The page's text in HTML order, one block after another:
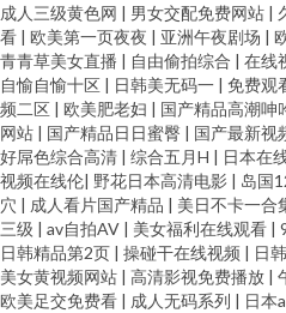
成人三级黄色网 | 男女交配免费网站 |
看 | 欧美第一页夜夜 | 亚洲午夜剧场 |
青青草美女直播 | 自由偷拍综合 | 在线
自愉自愉十区 | 日韩美无码一 | 免费观
频二区 | 欧美肥老妇 | 国产精品高潮呻
网站 | 国产精品日日蜜臀 | 国产最新视
好屌色综合高清 | 综合五月H | 日本在
视频在线伦| 野花日本高清电影 | 岛国
穴 | 成人看片国产精品 | 美日不卡一合
三级 | av自拍AV | 美女福利在线观看 |
日韩精品第2页 | 操碰干在线视频 | 日
美女黄视频网站 | 高清影视免费播放 |
欧美足交免费看 | 成人无码系列 | 日本